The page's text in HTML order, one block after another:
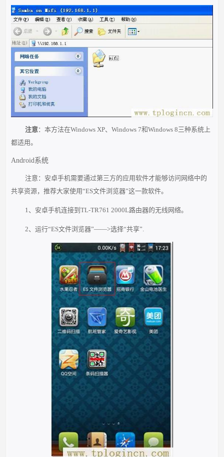
注意：本方法在Windows XP、Windows 7和Windows 8三种系统上
都适用。
Android系统
注意：安卓手机需要通过第三方的应用软件才能够访问网络中的
共享资源，推荐大家使用“ES文件浏览器”这一款软件。
1、安卓手机连接到TL-TR761 2000L路由器的无线网络。
2、运行“ES文件浏览器”——>选择“共享”.